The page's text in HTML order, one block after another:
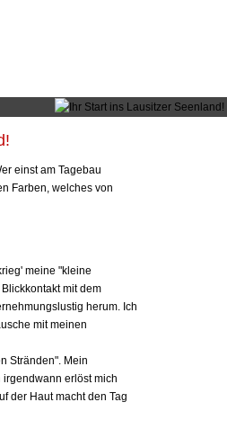
einst am Tagebau
Farben, welches von
meine "kleine
mit dem
herum. Ich
mit meinen
Stränden". Mein
erlöst mich
der Haut macht den Tag